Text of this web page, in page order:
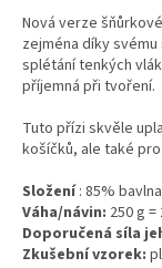
Nová verze
zejména díky
splétání tenkých
příjemná při tvoření.
Tuto přízi skvěle
košíčků, ale také
Složení: 85%
Váha/návin: 250 g =
Doporučená síla
Zkušební vzorek: